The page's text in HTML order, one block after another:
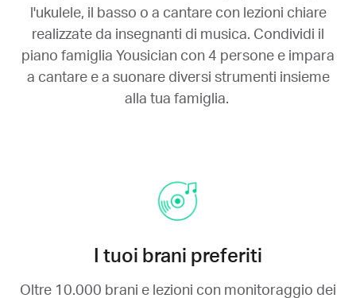
l'ukulele, il basso o a cantare con lezioni chiare
realizzate da insegnanti di musica. Condividi il
piano famiglia Yousician con 4 persone e impara
a cantare e a suonare diversi strumenti insieme
alla tua famiglia.
I tuoi brani preferiti
Oltre 10.000 brani e lezioni con monitoraggio dei